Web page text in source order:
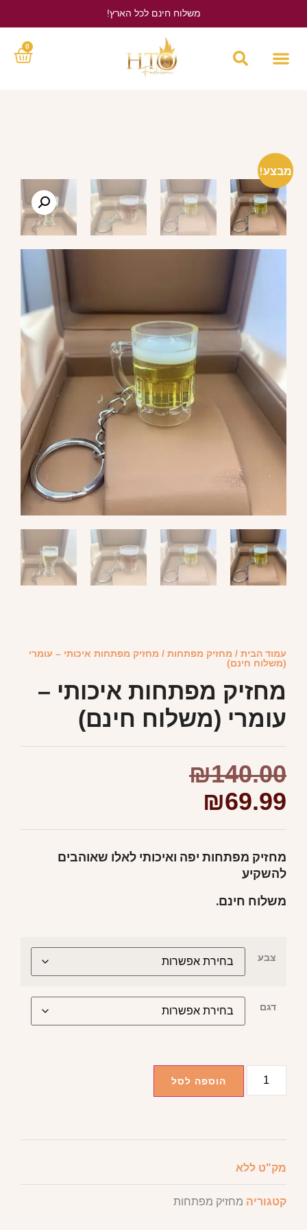
משלוח חינם לכל הארץ!
0
מבצע!
עמוד הבית / מחזיק מפתחות / מחזיק מפתחות איכותי – עומרי
(משלוח חינם)
מחזיק מפתחות איכותי –
עומרי (משלוח חינם)
₪140.00
₪69.99
מחזיק מפתחות יפה ואיכותי לאלו שאוהבים
להשקיע
משלוח חינם.
צבע
דגם
הוספה לסל
מק"ט ללא
קטגוריה מחזיק מפתחות